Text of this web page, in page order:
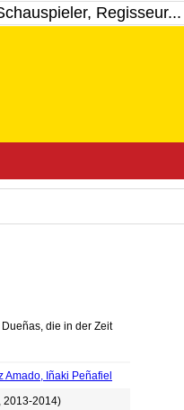
die in der Zeit
Amado, Iñaki Peñafiel
2013-2014)